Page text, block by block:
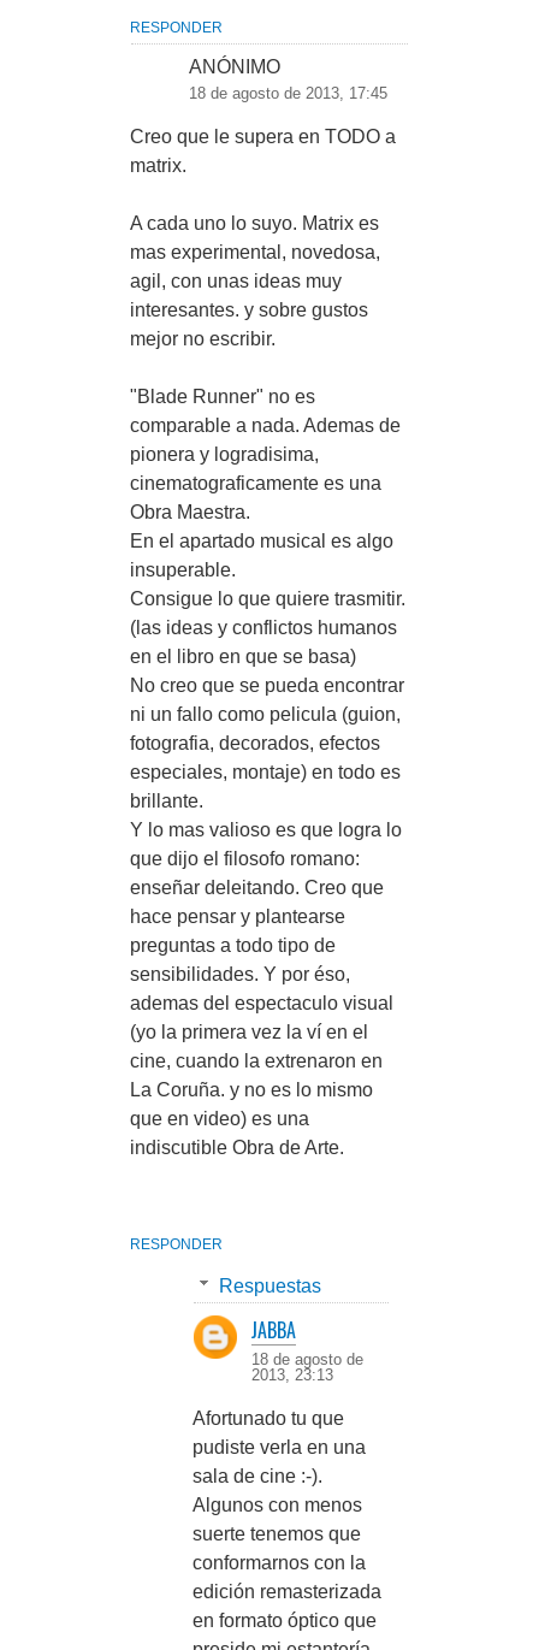
RESPONDER
ANÓNIMO
18 de agosto de 2013, 17:45
Creo que le supera en TODO a
matrix.
A cada uno lo suyo. Matrix es
mas experimental, novedosa,
agil, con unas ideas muy
interesantes. y sobre gustos
mejor no escribir.
"Blade Runner" no es
comparable a nada. Ademas de
pionera y logradisima,
cinematograficamente es una
Obra Maestra.
En el apartado musical es algo
insuperable.
Consigue lo que quiere trasmitir.
(las ideas y conflictos humanos
en el libro en que se basa)
No creo que se pueda encontrar
ni un fallo como pelicula (guion,
fotografia, decorados, efectos
especiales, montaje) en todo es
brillante.
Y lo mas valioso es que logra lo
que dijo el filosofo romano:
enseñar deleitando. Creo que
hace pensar y plantearse
preguntas a todo tipo de
sensibilidades. Y por éso,
ademas del espectaculo visual
(yo la primera vez la ví en el
cine, cuando la extrenaron en
La Coruña. y no es lo mismo
que en video) es una
indiscutible Obra de Arte.
RESPONDER
Respuestas
JABBA
18 de agosto de
2013, 23:13
Afortunado tu que
pudiste verla en una
sala de cine :-).
Algunos con menos
suerte tenemos que
conformarnos con la
edición remasterizada
en formato óptico que